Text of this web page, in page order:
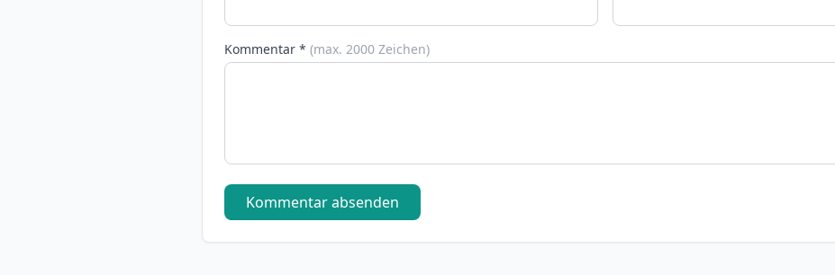
Kommentar * (max. 2000 Zeichen)
Kommentar absenden